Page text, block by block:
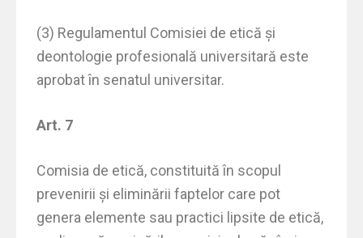
(3) Regulamentul Comisiei de etică și
deontologie profesională universitară este
aprobat în senatul universitar.
Art. 7
Comisia de etică, constituită în scopul
prevenirii şi eliminării faptelor care pot
genera elemente sau practici lipsite de etică,